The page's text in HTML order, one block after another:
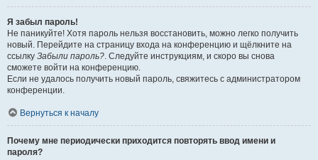
Я забыл пароль!
Не паникуйте! Хотя пароль нельзя восстановить, можно легко получить
новый. Перейдите на страницу входа на конференцию и щёлкните на
ссылку Забыли пароль?. Следуйте инструкциям, и скоро вы снова
сможете войти на конференцию.
Если не удалось получить новый пароль, свяжитесь с администратором
конференции.
Вернуться к началу
Почему мне периодически приходится повторять ввод имени и
пароля?